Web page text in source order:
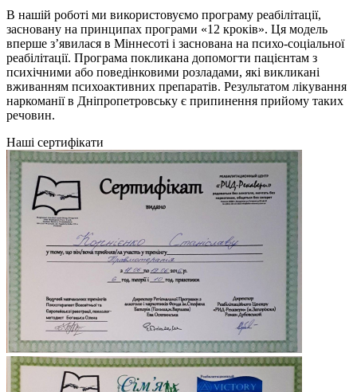
В нашій роботі ми використовуємо програму реабілітації,
засновану на принципах програми «12 кроків». Ця модель
вперше з’явилася в Міннесоті і заснована на психо-соціальної
реабілітації. Програма покликана допомогти пацієнтам з
психічними або поведінковими розладами, які викликані
вживанням психоактивних препаратів. Результатом лікування
наркоманії в Дніпропетровську є припинення прийому таких
речовин.
Наші сертифікати